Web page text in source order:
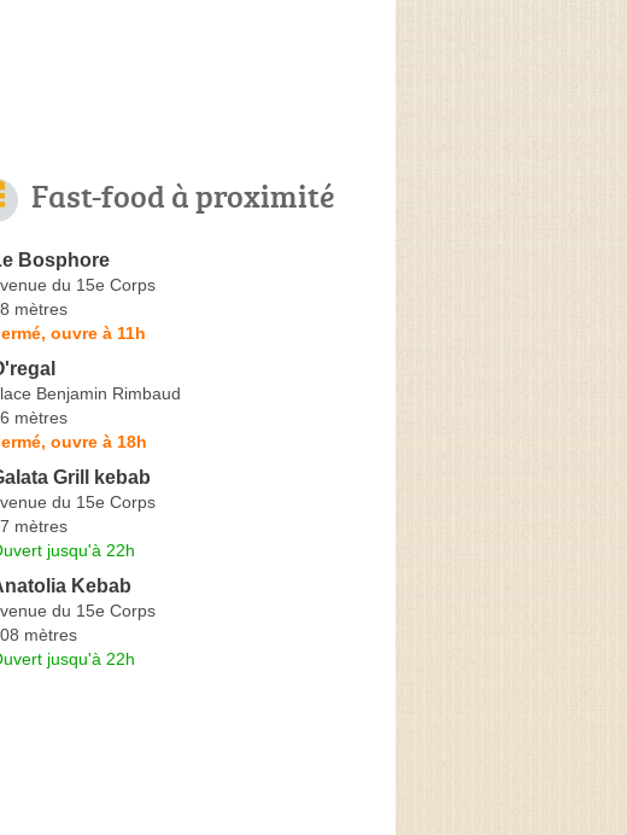
Fast-food à proximité
Bosphore
du 15e Corps
mètres
ouvre à 11h
Benjamin Rimbaud
mètres
ouvre à 18h
Grill kebab
du 15e Corps
mètres
jusqu'à 22h
Kebab
du 15e Corps
mètres
jusqu'à 22h